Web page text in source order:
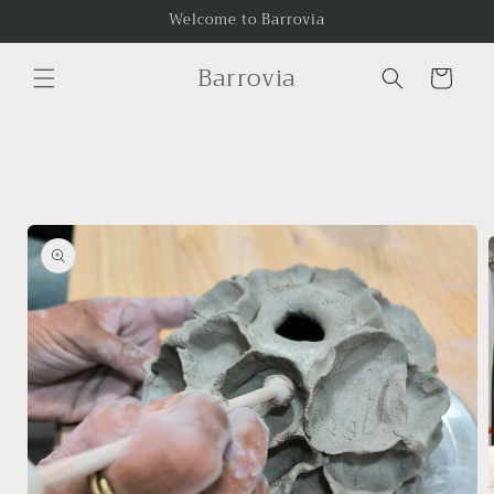
al contenido
Welcome to Barrovia
Barrovia Carrito